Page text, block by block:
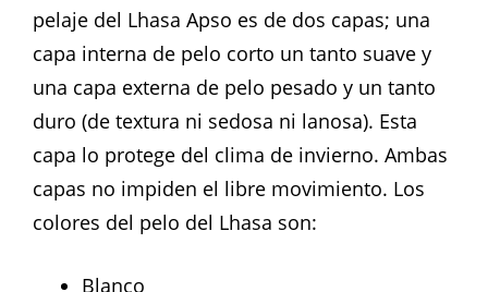
pelaje del Lhasa Apso es de dos capas; una
capa interna de pelo corto un tanto suave y
una capa externa de pelo pesado y un tanto
duro (de textura ni sedosa ni lanosa). Esta
capa lo protege del clima de invierno. Ambas
capas no impiden el libre movimiento. Los
colores del pelo del Lhasa son:
Blanco